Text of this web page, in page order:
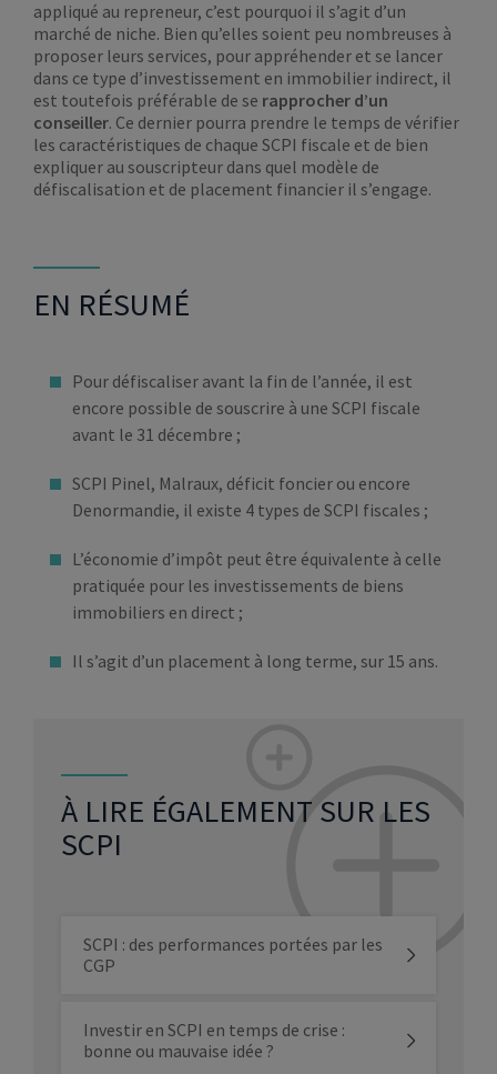
appliqué au repreneur, c’est pourquoi il s’agit d’un
marché de niche. Bien qu’elles soient peu nombreuses à
proposer leurs services, pour appréhender et se lancer
dans ce type d’investissement en immobilier indirect, il
est toutefois préférable de se rapprocher d’un
conseiller. Ce dernier pourra prendre le temps de vérifier
les caractéristiques de chaque SCPI fiscale et de bien
expliquer au souscripteur dans quel modèle de
défiscalisation et de placement financier il s’engage.
EN RÉSUMÉ
Pour défiscaliser avant la fin de l’année, il est
encore possible de souscrire à une SCPI fiscale
avant le 31 décembre ;
SCPI Pinel, Malraux, déficit foncier ou encore
Denormandie, il existe 4 types de SCPI fiscales ;
L’économie d’impôt peut être équivalente à celle
pratiquée pour les investissements de biens
immobiliers en direct ;
Il s’agit d’un placement à long terme, sur 15 ans.
À LIRE ÉGALEMENT SUR LES
SCPI
SCPI : des performances portées par les
CGP
Investir en SCPI en temps de crise :
bonne ou mauvaise idée ?